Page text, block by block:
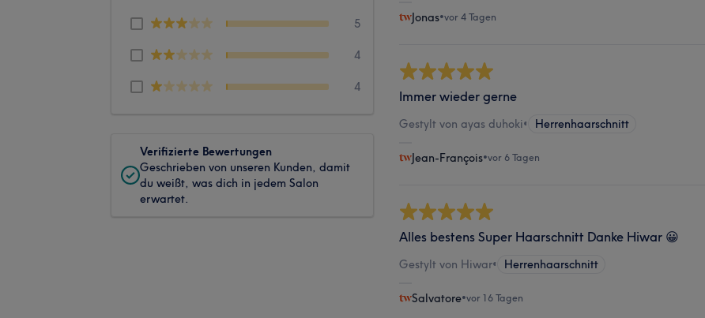
5
4
4
Verifizierte Bewertungen
Geschrieben von unseren Kunden, damit
du weißt, was dich in jedem Salon
erwartet.
Jonas•vor 4 Tagen
Immer wieder gerne
Gestylt von ayas duhoki• Herrenhaarschnitt
Jean-François•vor 6 Tagen
Alles bestens Super Haarschnitt Danke Hiwar 😀
Gestylt von Hiwar• Herrenhaarschnitt
Salvatore•vor 16 Tagen